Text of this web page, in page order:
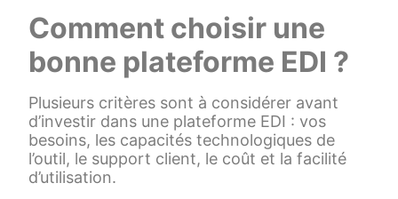
Comment choisir une
bonne plateforme EDI ?
Plusieurs critères sont à considérer avant
d’investir dans une plateforme EDI : vos
besoins, les capacités technologiques de
l’outil, le support client, le coût et la facilité
d’utilisation.